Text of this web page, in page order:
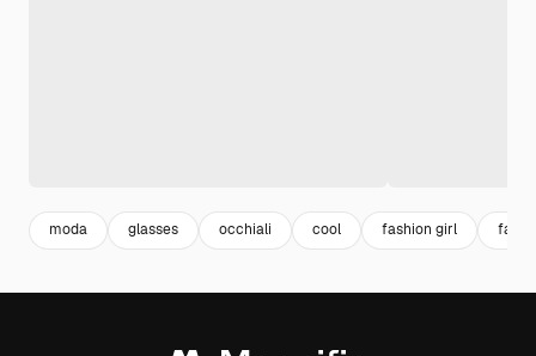
moda glasses occhiali cool fashion girl